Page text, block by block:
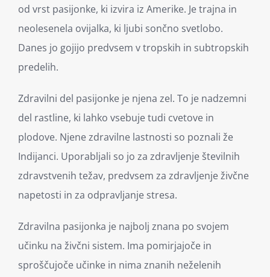
od vrst pasijonke, ki izvira iz Amerike. Je trajna in
neolesenela ovijalka, ki ljubi sončno svetlobo.
Danes jo gojijo predvsem v tropskih in subtropskih
predelih.
Zdravilni del pasijonke je njena zel. To je nadzemni
del rastline, ki lahko vsebuje tudi cvetove in
plodove. Njene zdravilne lastnosti so poznali že
Indijanci. Uporabljali so jo za zdravljenje številnih
zdravstvenih težav, predvsem za zdravljenje živčne
napetosti in za odpravljanje stresa.
Zdravilna pasijonka je najbolj znana po svojem
učinku na živčni sistem. Ima pomirjajoče in
sproščujoče učinke in nima znanih neželenih